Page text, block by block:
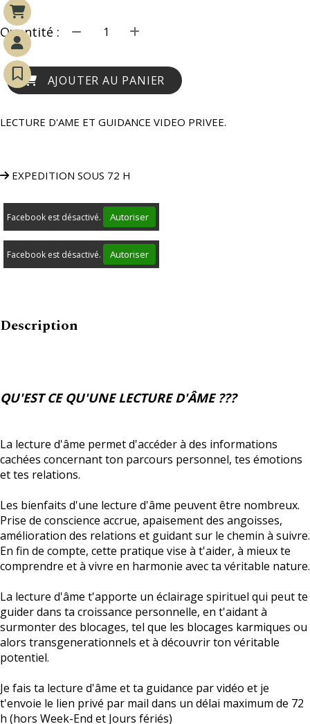
Quantité :
AJOUTER AU PANIER
LECTURE D'AME ET GUIDANCE VIDEO PRIVEE.
EXPEDITION SOUS 72 H
Facebook est désactivé. Autoriser
Facebook est désactivé. Autoriser
Description
QU'EST CE QU'UNE LECTURE D'ÂME ???
La lecture d'âme permet d'accéder à des informations
cachées concernant ton parcours personnel, tes émotions
et tes relations.
Les bienfaits d'une lecture d'âme peuvent être nombreux.
Prise de conscience accrue, apaisement des angoisses,
amélioration des relations et guidant sur le chemin à suivre.
En fin de compte, cette pratique vise à t'aider, à mieux te
comprendre et à vivre en harmonie avec ta véritable nature.
La lecture d'âme t'apporte un éclairage spirituel qui peut te
guider dans ta croissance personnelle, en t'aidant à
surmonter des blocages, tel que les blocages karmiques ou
alors transgenerationnels et à découvrir ton véritable
potentiel.
Je fais ta lecture d'âme et ta guidance par vidéo et je
t'envoie le lien privé par mail dans un délai maximum de 72
h (hors Week-End et Jours fériés)